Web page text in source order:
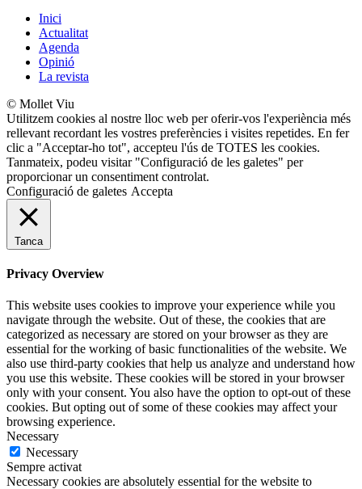
Inici
Actualitat
Agenda
Opinió
La revista
© Mollet Viu
Utilitzem cookies al nostre lloc web per oferir-vos l'experiència més
rellevant recordant les vostres preferències i visites repetides. En fer
clic a "Acceptar-ho tot", accepteu l'ús de TOTES les cookies.
Tanmateix, podeu visitar "Configuració de les galetes" per
proporcionar un consentiment controlat.
Configuració de galetes Accepta
Tanca
Privacy Overview
This website uses cookies to improve your experience while you
navigate through the website. Out of these, the cookies that are
categorized as necessary are stored on your browser as they are
essential for the working of basic functionalities of the website. We
also use third-party cookies that help us analyze and understand how
you use this website. These cookies will be stored in your browser
only with your consent. You also have the option to opt-out of these
cookies. But opting out of some of these cookies may affect your
browsing experience.
Necessary
Necessary
Sempre activat
Necessary cookies are absolutely essential for the website to